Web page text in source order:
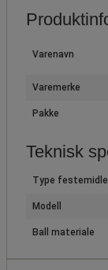
Varenavn
Varemerke
Pakke
Teknisk
Type
Modell
Ball materiale